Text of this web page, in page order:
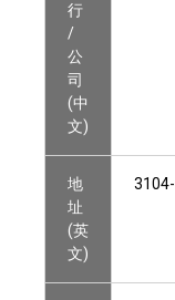
行
/
公
司
(中
文)
地
址
(英
文)
3104-